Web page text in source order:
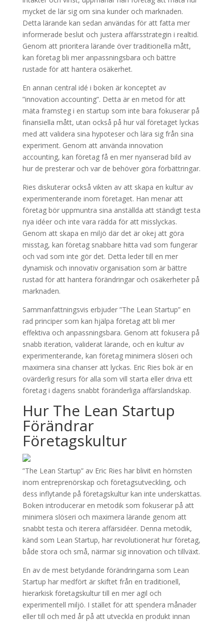
mycket de lär sig om sina kunder och marknaden.
Detta lärande kan sedan användas för att fatta mer
informerade beslut och justera affärsstrategin i realtid.
Genom att prioritera lärande över traditionella mått,
kan företag bli mer anpassningsbara och bättre
rustade för att hantera osäkerhet.
En annan central idé i boken är konceptet av
”innovation accounting”. Detta är en metod för att
mäta framsteg i en startup som inte bara fokuserar på
finansiella mått, utan också på hur väl företaget lyckas
med att validera sina hypoteser och lära sig från sina
experiment. Genom att använda innovation
accounting, kan företag få en mer nyanserad bild av
hur de presterar och var de behöver göra förbättringar.
Ries diskuterar också vikten av att skapa en kultur av
experimenterande inom företaget. Han menar att
företag bör uppmuntra sina anställda att ständigt testa
nya idéer och inte vara rädda för att misslyckas.
Genom att skapa en miljö där det är okej att göra
misstag, kan företag snabbare hitta vad som fungerar
och vad som inte gör det. Detta leder till en mer
dynamisk och innovativ organisation som är bättre
rustad för att hantera förändringar och osäkerheter på
marknaden.
Sammanfattningsvis erbjuder ”The Lean Startup” en
rad principer som kan hjälpa företag att bli mer
effektiva och anpassningsbara. Genom att fokusera på
snabb iteration, validerat lärande, och en kultur av
experimenterande, kan företag minimera slöseri och
maximera sina chanser att lyckas. Eric Ries bok är en
ovärderlig resurs för alla som vill starta eller driva ett
företag i dagens snabbt föränderliga affärslandskap.
Hur The Lean Startup
Förändrar
Företagskultur
”The Lean Startup” av Eric Ries har blivit en hörnsten
inom entreprenörskap och företagsutveckling, och
dess inflytande på företagskultur kan inte underskattas.
Boken introducerar en metodik som fokuserar på att
minimera slöseri och maximera lärande genom att
snabbt testa och iterera affärsidéer. Denna metodik,
känd som Lean Startup, har revolutionerat hur företag,
både stora och små, närmar sig innovation och tillväxt.
En av de mest betydande förändringarna som Lean
Startup har medfört är skiftet från en traditionell,
hierarkisk företagskultur till en mer agil och
experimentell miljö. I stället för att spendera månader
eller till och med år på att utveckla en produkt innan